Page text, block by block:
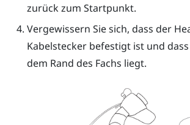
zurück zum Startpunkt.
Vergewissern Sie sich, dass der
Kabelstecker befestigt ist und
dem Rand des Fachs liegt.